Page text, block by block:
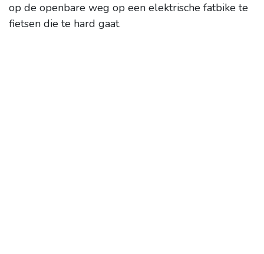
op de openbare weg op een elektrische fatbike te
fietsen die te hard gaat.